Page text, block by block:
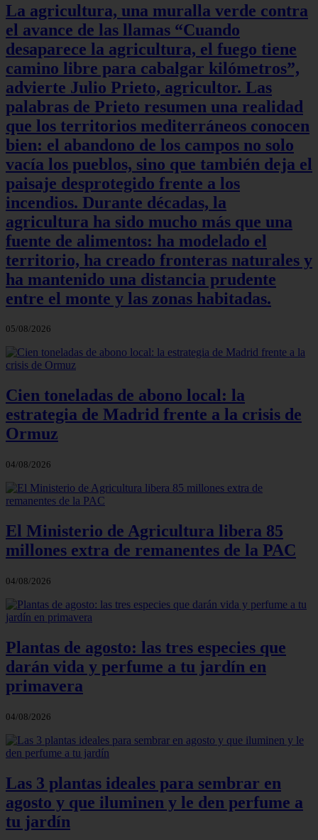
La agricultura, una muralla verde contra
el avance de las llamas “Cuando
desaparece la agricultura, el fuego tiene
camino libre para cabalgar kilómetros”,
advierte Julio Prieto, agricultor. Las
palabras de Prieto resumen una realidad
que los territorios mediterráneos conocen
bien: el abandono de los campos no solo
vacía los pueblos, sino que también deja el
paisaje desprotegido frente a los
incendios. Durante décadas, la
agricultura ha sido mucho más que una
fuente de alimentos: ha modelado el
territorio, ha creado fronteras naturales y
ha mantenido una distancia prudente
entre el monte y las zonas habitadas.
05/08/2026
Cien toneladas de abono local: la
estrategia de Madrid frente a la crisis de
Ormuz
04/08/2026
El Ministerio de Agricultura libera 85
millones extra de remanentes de la PAC
04/08/2026
Plantas de agosto: las tres especies que
darán vida y perfume a tu jardín en
primavera
04/08/2026
Las 3 plantas ideales para sembrar en
agosto y que iluminen y le den perfume a
tu jardín